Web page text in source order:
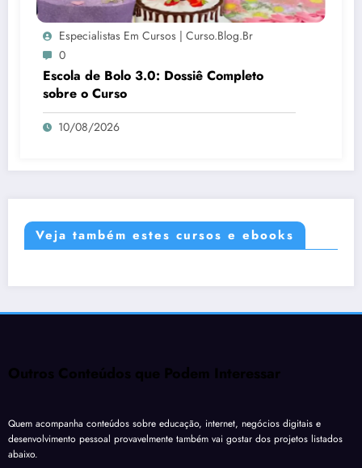
Especialistas Em Cursos | Curso.blog.br
0
Escola de Bolo 3.0: Dossiê Completo
sobre o Curso
10/08/2026
Veja também estes cursos e ebooks
Outros Conteúdos que Podem Interessar
Quem acompanha conteúdos sobre educação, internet, negócios digitais e
desenvolvimento pessoal provavelmente também vai gostar dos projetos listados
abaixo.